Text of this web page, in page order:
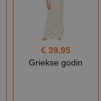
€ 39,95
Griekse godin